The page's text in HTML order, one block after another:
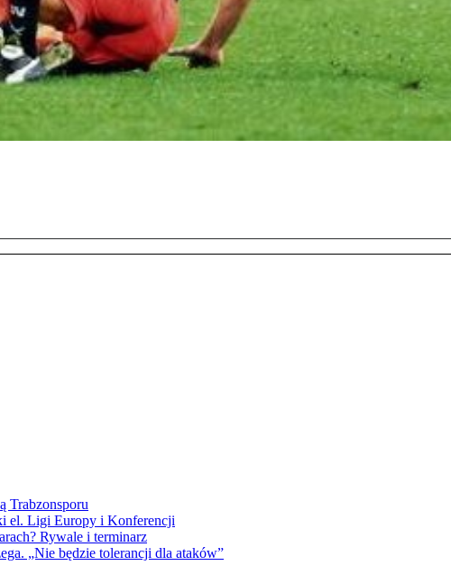
Trabzonsporu
el. Ligi Europy i Konferencji
Rywale i terminarz
„Nie będzie tolerancji dla ataków”